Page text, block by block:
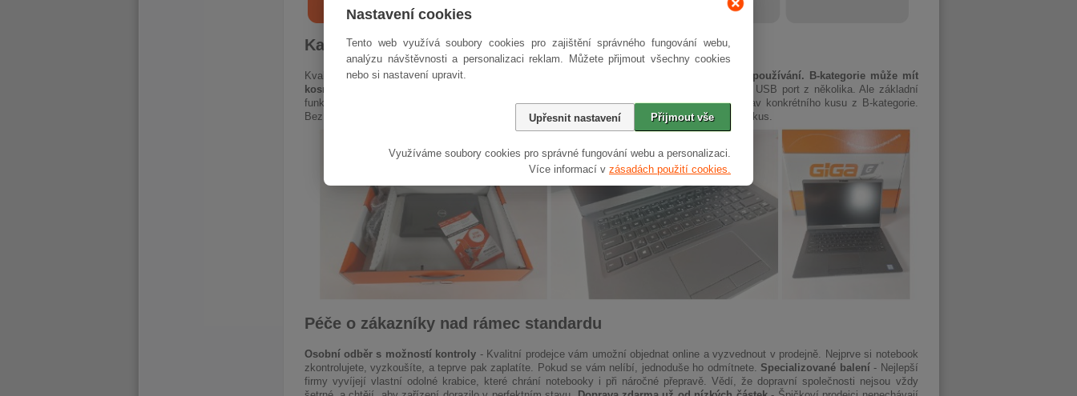
Nastavení cookies
Tento web využívá soubory cookies pro zajištění správného fungování webu,
analýzu návštěvnosti a personalizaci reklam. Můžete přijmout všechny cookies
nebo si nastavení upravit.
Přijmout vše
Upřesnit nastavení
Využíváme soubory cookies pro správné fungování webu a personalizaci.
Více informací v zásadách použití cookies.
Kategorie a upřímnost v popisu
Kvalitní prodejce má jasně definované kategorie.
A-kategorie znamená minimální známky používání. B-kategorie může mít
kosmetické nedostatky
- škrábanec na víku, opotřebovanou klávesnici nebo nefunkční jeden USB port z několika. Ale základní
funkčnost zůstává zachována. Nejlepší firmy vám před expedicí zavolají a detailně popíší stav konkrétního kusu z B-kategorie.
Bez vašeho souhlasu nic neposílají. Dávají vám možnost nákup stornovat nebo vyměnit za jiný kus.
Péče o zákazníky nad rámec standardu
Osobní odběr s možností kontroly - Kvalitní prodejce vám umožní objednat online a vyzvednout v prodejně. Nejprve si notebook
zkontrolujete, vyzkoušíte, a teprve pak zaplatíte. Pokud se vám nelíbí, jednoduše ho odmítnete. Specializované balení - Nejlepší
firmy vyvíjejí vlastní odolné krabice, které chrání notebooky i při náročné přepravě. Vědí, že dopravní společnosti nejsou vždy